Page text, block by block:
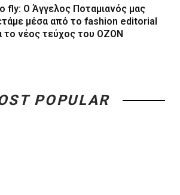
fly: O Άγγελος Ποταμιανός μας
μέσα από το fashion editorial
το νέος τεύχος του ΟΖΟΝ
POPULAR